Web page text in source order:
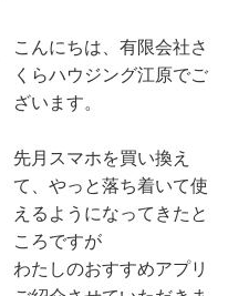
こんにちは、有限会社さ
くらハウジング江原でご
ざいます。
先月スマホを買い換え
て、やっと落ち着いて使
えるようになってきたと
ころですが
わたしのおすすめアプリ